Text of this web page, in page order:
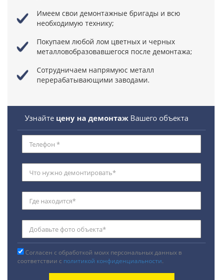
Имеем свои демонтажные бригады и всю
необходимую технику;
Покупаем любой лом цветных и черных
металловобразовавшегося после демонтажа;
Сотрудничаем напрямуюс металл
перерабатывающими заводами.
Узнайте цену на демонтаж Вашего объекта
Согласен с обработкой моих персональных данных в
соответствии с политикой конфиденциальности.